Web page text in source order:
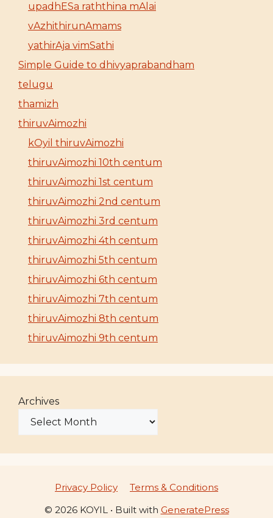
upadhESa raththina mAlai
vAzhithirunAmams
yathirAja vimSathi
Simple Guide to dhivyaprabandham
telugu
thamizh
thiruvAimozhi
kOyil thiruvAimozhi
thiruvAimozhi 10th centum
thiruvAimozhi 1st centum
thiruvAimozhi 2nd centum
thiruvAimozhi 3rd centum
thiruvAimozhi 4th centum
thiruvAimozhi 5th centum
thiruvAimozhi 6th centum
thiruvAimozhi 7th centum
thiruvAimozhi 8th centum
thiruvAimozhi 9th centum
Archives
Privacy Policy
Terms & Conditions
© 2026 KOYIL• Built with GeneratePress